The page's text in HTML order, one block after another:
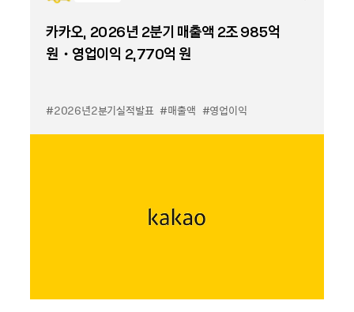
카카오, 2026년 2분기 매출액 2조 985억
원・영업이익 2,770억 원
#2026년2분기실적발표 #매출액 #영업이익